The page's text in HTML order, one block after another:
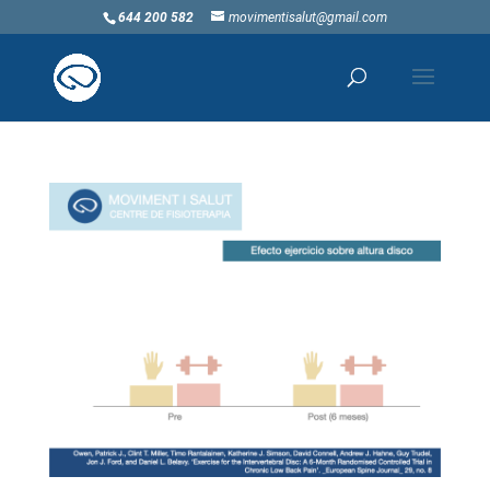
644 200 582 movimentisalut@gmail.com